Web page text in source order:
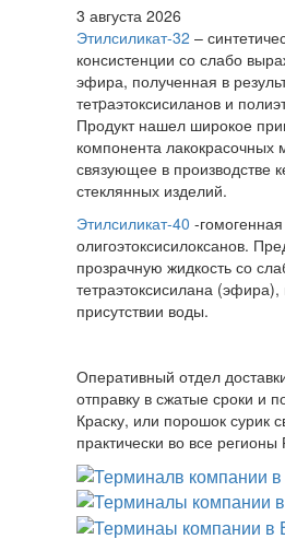
3 августа 2026
Этилсиликат-32 –
консистенции со слабо
эфира, полученная в
тетpаэтоксисиланов и
Продукт нашел широкое
компонента лакокрасочных
связующее в производстве
стеклянных изделий.
Этилсиликат-40 -
олигоэтоксисилоксанов.
прозрачную жидкость со
тетраэтоксисилана
присутствии воды.
Оперативный отдел
отправку в сжатые сроки и
Краску, или порошок сурик
практически во все регионы